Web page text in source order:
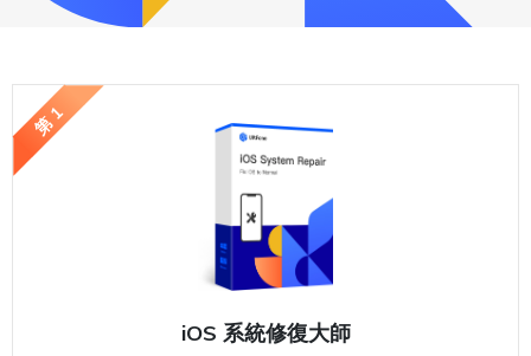
第 1
iOS 系統修復大師